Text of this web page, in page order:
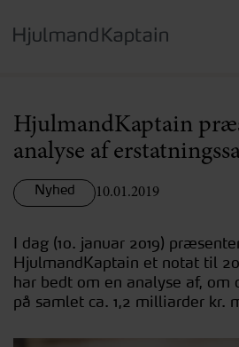
hovedindhold
HjulmandKaptain
analyse af
Nyhed 10.01.2019
I dag (10. januar 2019)
HjulmandKaptain et notat til
har bedt om en analyse af, om
på samlet ca. 1,2 milliarder kr.